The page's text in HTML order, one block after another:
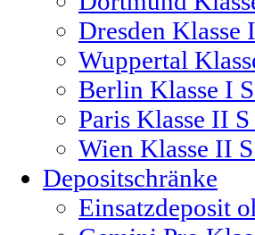
Dresden Klasse
Wuppertal
Berlin Klasse I
Paris Klasse II S
Wien Klasse II
Depositschränke
Einsatzdeposit